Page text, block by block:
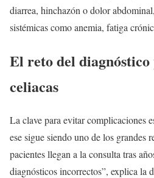
diarrea, hinchazón o dolor
sistémicas como anemia, fatiga
El reto del diagnóstico
celiacas
La clave para evitar complicaciones
ese sigue siendo uno de los grandes
pacientes llegan a la consulta tras
diagnósticos incorrectos”, explica la